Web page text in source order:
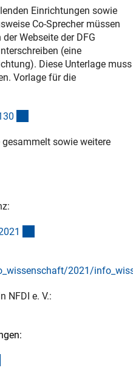
Einrichtungen sowie
Co-Sprecher müssen
Webseite der DFG
(eine
Diese Unterlage muss
Vorlage für die
0
sowie weitere
1
2021/
NFDI e. V.: